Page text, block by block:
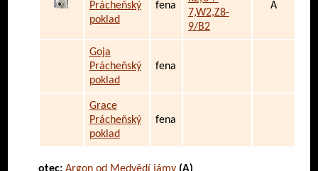
Prácheňský
poklad
fena
7,W2,Z8-
9/B2
A
Goja
Prácheňský
poklad
fena
Grace
Prácheňský
poklad
fena